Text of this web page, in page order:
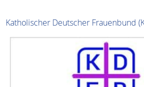
Katholischer Deutscher Frauenbund